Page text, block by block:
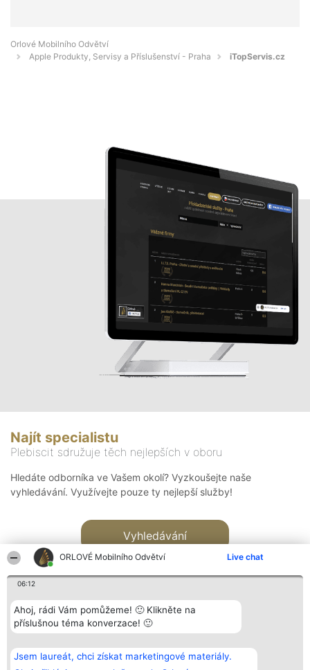
ORLOVÉ Mobilního Odvětví Live chat
06:12
Ahoj, rádi Vám pomůžeme! 🙂 Klikněte na
příslušnou téma konverzace! 🙂
Jsem laureát, chci získat marketingové materiály.
Orlové Mobilního Odvětví
Apple Produkty, Servisy a Příslušenství - Praha
iTopServis.cz
Najít specialistu
Plebiscit sdružuje těch nejlepších v oboru
Hledáte odborníka ve Vašem okolí? Vyzkoušejte naše
vyhledávání. Využívejte pouze ty nejlepší služby!
Vyhledávání
Bright Side Solutions sp. z o.
o. sp. k.
ul. Ruska 22
Vítězové
Seznam všech
laureátů
Kontakt